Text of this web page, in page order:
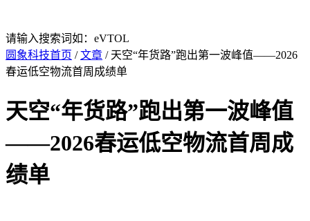
请输入搜索词如：eVTOL
圆象科技首页 /文章 / 天空“年货路”跑出第一波峰值——2026
春运低空物流首周成绩单
天空“年货路”跑出第一波峰值
——2026春运低空物流首周成
绩单